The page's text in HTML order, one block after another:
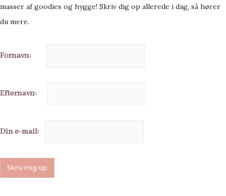
masser af goodies og hygge! Skriv dig op allerede i dag, så hører
du mere.
Fornavn:
Efternavn:
Din e-mail: